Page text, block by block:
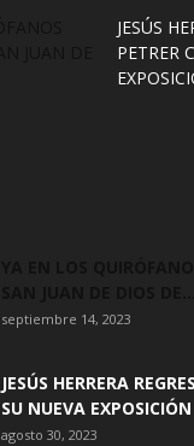
JESÚS
PETRER
septiembre 14, 2023
JESÚS HERRERA
SU NUEVA EXPOSICIÓN
agosto 30, 2023